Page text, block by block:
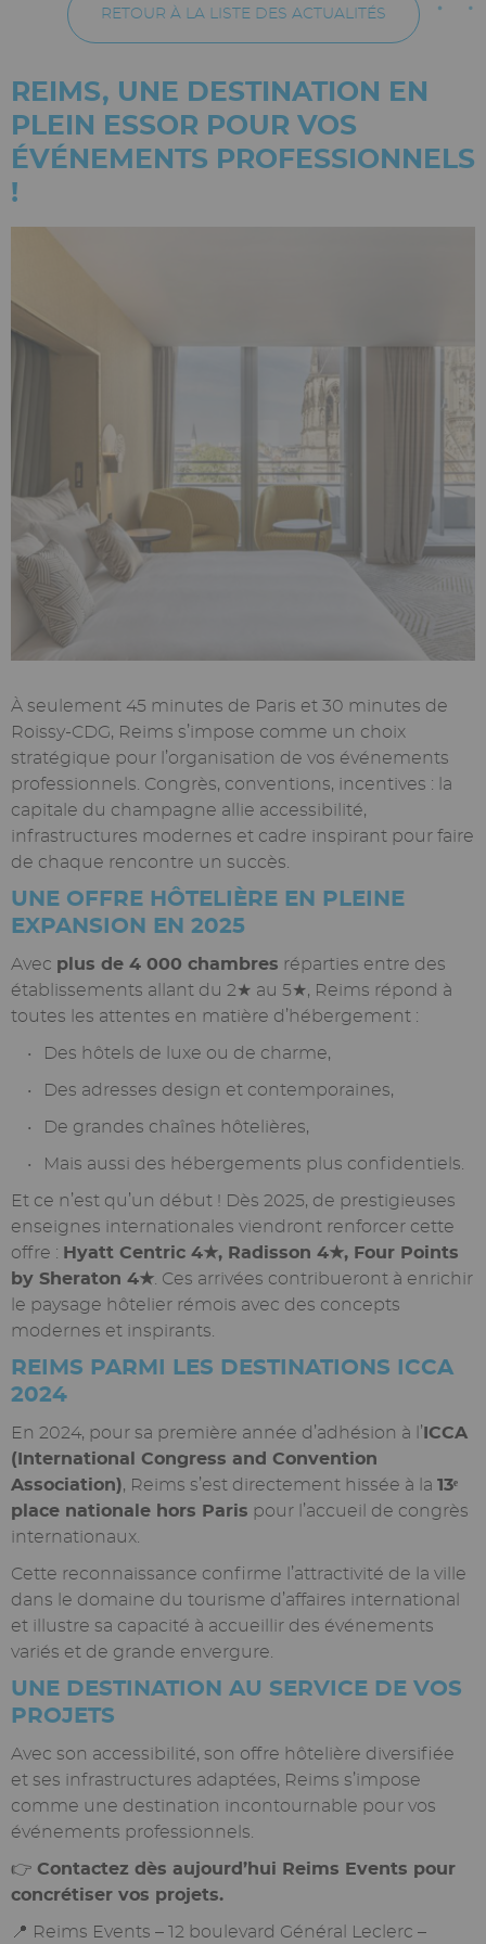
RETOUR À LA LISTE DES ACTUALITÉS
REIMS, UNE DESTINATION EN
PLEIN ESSOR POUR VOS
ÉVÉNEMENTS PROFESSIONNELS
!
Texte
riche
À seulement 45 minutes de Paris et 30 minutes de
Roissy-CDG, Reims s’impose comme un choix
stratégique pour l’organisation de vos événements
professionnels. Congrès, conventions, incentives : la
capitale du champagne allie accessibilité,
infrastructures modernes et cadre inspirant pour faire
de chaque rencontre un succès.
UNE OFFRE HÔTELIÈRE EN PLEINE
EXPANSION EN 2025
Avec plus de 4 000 chambres réparties entre des
établissements allant du 2★ au 5★, Reims répond à
toutes les attentes en matière d’hébergement :
Des hôtels de luxe ou de charme,
Des adresses design et contemporaines,
De grandes chaînes hôtelières,
Mais aussi des hébergements plus confidentiels.
Et ce n’est qu’un début ! Dès 2025, de prestigieuses
enseignes internationales viendront renforcer cette
offre : Hyatt Centric 4★, Radisson 4★, Four Points
by Sheraton 4★ . Ces arrivées contribueront à enrichir
le paysage hôtelier rémois avec des concepts
modernes et inspirants.
REIMS PARMI LES DESTINATIONS ICCA
2024
En 2024, pour sa première année d’adhésion à l’ ICCA
(International Congress and Convention
Association), Reims s’est directement hissée à la 13ᵉ
place nationale hors Paris pour l’accueil de congrès
internationaux.
Cette reconnaissance confirme l’attractivité de la ville
dans le domaine du tourisme d’affaires international
et illustre sa capacité à accueillir des événements
variés et de grande envergure.
UNE DESTINATION AU SERVICE DE VOS
PROJETS
Avec son accessibilité, son offre hôtelière diversifiée
et ses infrastructures adaptées, Reims s’impose
comme une destination incontournable pour vos
événements professionnels.
👉 Contactez dès aujourd’hui Reims Events pour
concrétiser vos projets.
📍 Reims Events – 12 boulevard Général Leclerc –